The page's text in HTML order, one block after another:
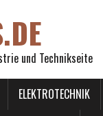
und Technikseite
ELEKTROTECHNIK